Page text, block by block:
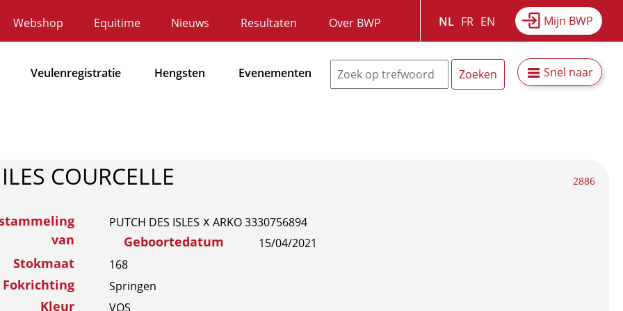
Mijn BWP
NL FR EN
navigatie
Webshop Equitime Nieuws Resultaten Over BWP
Hoofdnavigatie
Veulenregistratie Hengsten Evenementen Snel naar
COURCELLE
van
PUTCH DES ISLES x ARKO 3330756894
Geboortedatum 15/04/2021
Stokmaat 168
Fokrichting Springen
Kleur VOS
2886